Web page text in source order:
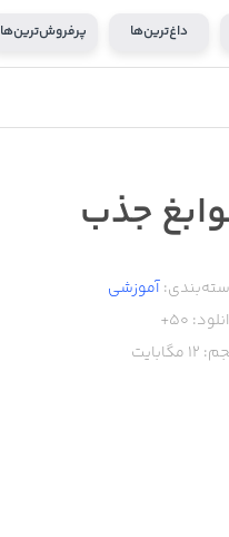
داغ‌ترین‌ها پرفروش‌ترین‌ها
جذب
آموزشی
50+
12 مگابایت